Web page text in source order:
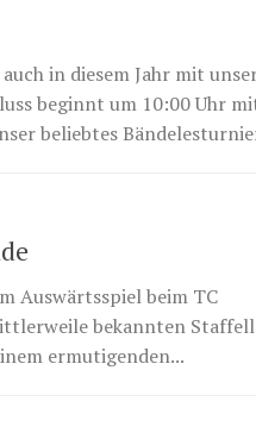
in diesem Jahr mit
beginnt um 10:00 Uhr
beliebtes
Auswärtsspiel beim TC
bekannten
ermutigenden...